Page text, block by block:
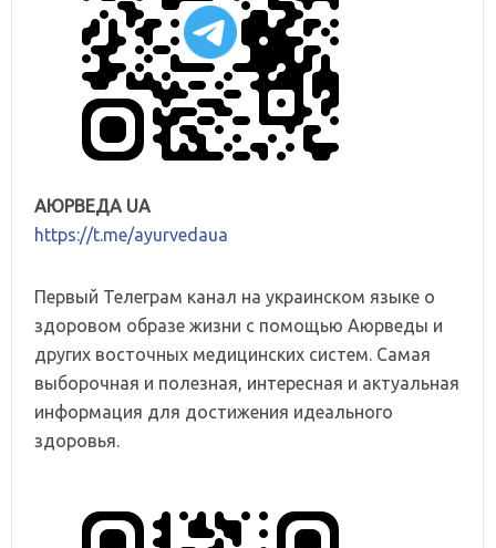
АЮРВЕДА UA
https://t.me/ayurvedaua
Первый Телеграм канал на украинском языке о
здоровом образе жизни с помощью Аюрведы и
других восточных медицинских систем. Самая
выборочная и полезная, интересная и актуальная
информация для достижения идеального
здоровья.